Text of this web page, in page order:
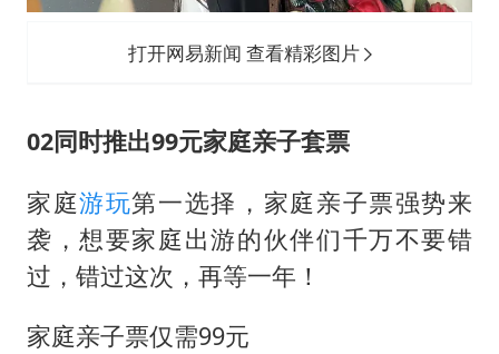
打开网易新闻 查看精彩图片
02同时推出99元家庭亲子套票
家庭游玩第一选择，家庭亲子票强势来
袭，想要家庭出游的伙伴们千万不要错
过，错过这次，再等一年！
家庭亲子票仅需99元